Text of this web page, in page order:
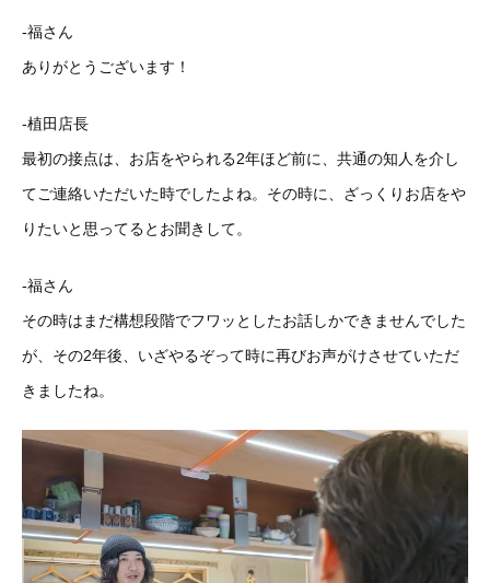
-福さん
ありがとうございます！
-植田店長
最初の接点は、お店をやられる2年ほど前に、共通の知人を介し
てご連絡いただいた時でしたよね。その時に、ざっくりお店をや
りたいと思ってるとお聞きして。
-福さん
その時はまだ構想段階でフワッとしたお話しかできませんでした
が、その2年後、いざやるぞって時に再びお声がけさせていただ
きましたね。